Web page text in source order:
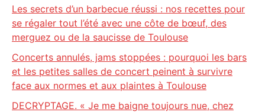
Les secrets d’un barbecue réussi : nos recettes pour
se régaler tout l’été avec une côte de bœuf, des
merguez ou de la saucisse de Toulouse
Concerts annulés, jams stoppées : pourquoi les bars
et les petites salles de concert peinent à survivre
face aux normes et aux plaintes à Toulouse
DECRYPTAGE. « Je me baigne toujours nue, chez